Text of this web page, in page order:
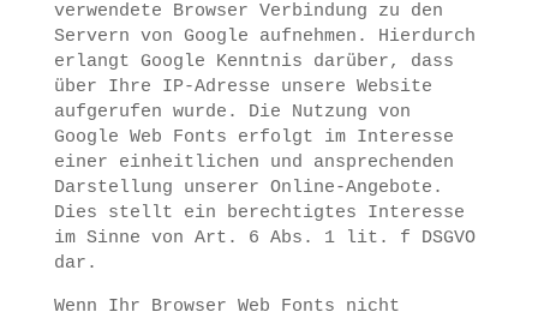
verwendete Browser Verbindung zu den
Servern von Google aufnehmen. Hierdurch
erlangt Google Kenntnis darüber, dass
über Ihre IP-Adresse unsere Website
aufgerufen wurde. Die Nutzung von
Google Web Fonts erfolgt im Interesse
einer einheitlichen und ansprechenden
Darstellung unserer Online-Angebote.
Dies stellt ein berechtigtes Interesse
im Sinne von Art. 6 Abs. 1 lit. f DSGVO
dar.
Wenn Ihr Browser Web Fonts nicht